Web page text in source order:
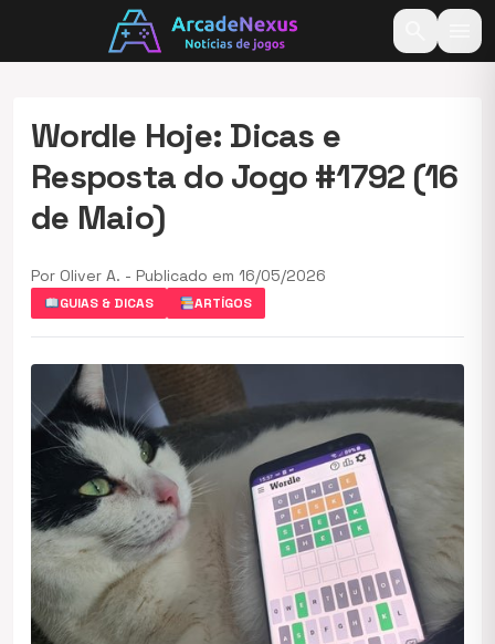
Wordle Hoje: Dicas e
Resposta do Jogo #1792 (16
de Maio)
Por Oliver A. - Publicado em 16/05/2026
GUIAS & DICAS ARTÍGOS